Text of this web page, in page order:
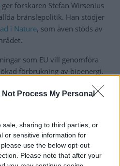
Not Process My Personal
sale, sharing to third parties, or
or sensitive information for
use the below opt-out
Please note that after your
ger forskaren Stefan Wirsenius
bränslepolitik. Han stödjer
i Nature, som även stöds av
som EU vill genomföra
förbrukning av bioenergi.
senare ska omvandlas till
på pappret”
landets livsmedelsproduktion
i en sårbar situation. Risken